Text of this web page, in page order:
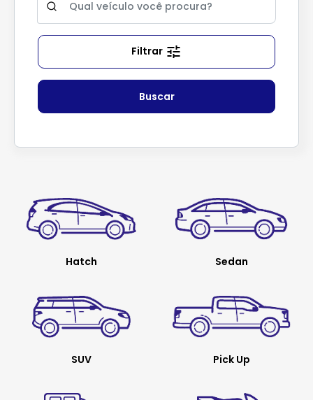
Filtrar
Buscar
Hatch Sedan
SUV Pick Up